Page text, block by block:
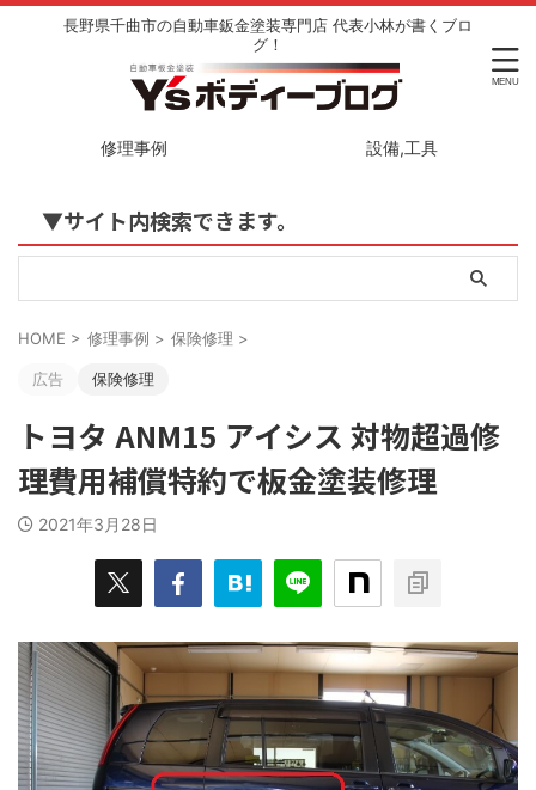
長野県千曲市の自動車鈑金塗装専門店 代表小林が書くブロ
グ！
修理事例 設備,工具
▼サイト内検索できます。
HOME > 修理事例 > 保険修理 >
広告 保険修理
トヨタ ANM15 アイシス 対物超過修
理費用補償特約で板金塗装修理
2021年3月28日